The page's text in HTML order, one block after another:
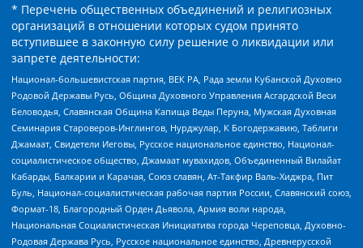
* Перечень общественных объединений и религиозных
организаций в отношении которых судом принято
вступившее в законную силу решение о ликвидации или
запрете деятельности:
Национал-большевистская партия, ВЕК РА, Рада земли Кубанской Духовно
Родовой Державы Русь, Община Духовного Управления Асгардской Веси
Беловодья, Славянская Община Капища Веды Перуна, Мужская Духовная
Семинария Староверов-Инглингов, Нурджулар, К Богодержавию, Таблиги
Джамаат, Свидетели Иеговы, Русское национальное единство, Национал-
социалистическое общество, Джамаат мувахидов, Объединенный Вилайат
Кабарды, Балкарии и Карачая, Союз славян, Ат-Такфир Валь-Хиджра, Пит
Буль, Национал-социалистическая рабочая партия России, Славянский союз,
Формат-18, Благородный Орден Дьявола, Армия воли народа,
Национальная Социалистическая Инициатива города Череповца, Духовно-
Родовая Держава Русь, Русское национальное единство, Древнерусской